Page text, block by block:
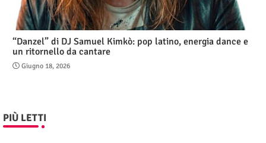
“Danzel” di DJ Samuel Kimkò: pop latino, energia dance e
un ritornello da cantare
Giugno 18, 2026
PIÙ LETTI